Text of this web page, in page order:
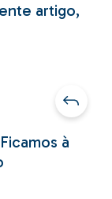
artigo,
à